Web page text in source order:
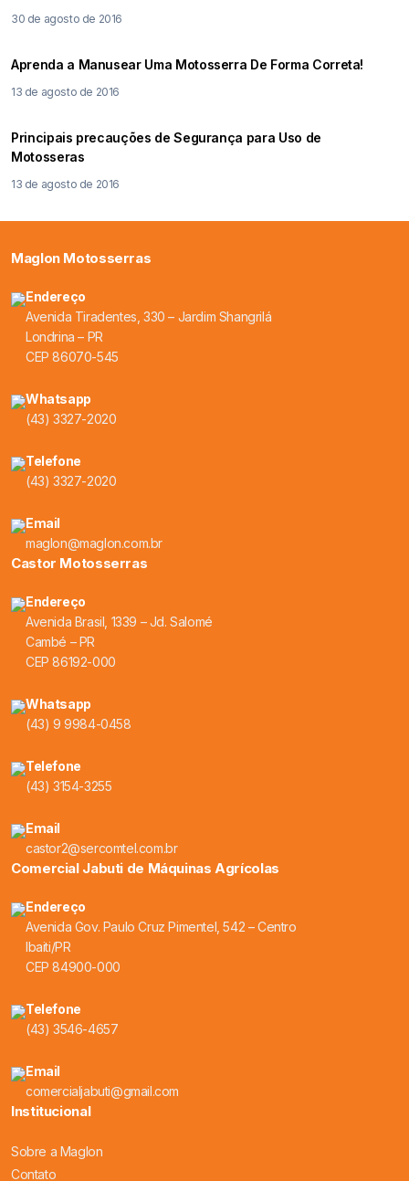
30 de agosto de 2016
Aprenda a Manusear Uma Motosserra De Forma Correta!
13 de agosto de 2016
Principais precauções de Segurança para Uso de
Motosseras
13 de agosto de 2016
Maglon Motosserras
Endereço
Avenida Tiradentes, 330 – Jardim Shangrilá
Londrina – PR
CEP 86070-545
Whatsapp
(43) 3327-2020
Telefone
(43) 3327-2020
Email
maglon@maglon.com.br
Castor Motosserras
Endereço
Avenida Brasil, 1339 – Jd. Salomé
Cambé – PR
CEP 86192-000
Whatsapp
(43) 9 9984-0458
Telefone
(43) 3154-3255
Email
castor2@sercomtel.com.br
Comercial Jabuti de Máquinas Agrícolas
Endereço
Avenida Gov. Paulo Cruz Pimentel, 542 – Centro
Ibaiti/PR
CEP 84900-000
Telefone
(43) 3546-4657
Email
comercialjabuti@gmail.com
Institucional
Sobre a Maglon
Contato